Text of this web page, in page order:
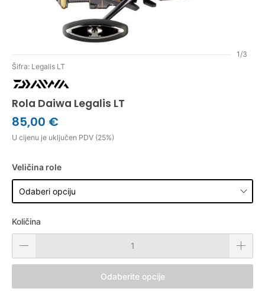
1/3
Šifra: Legalis LT
Rola Daiwa Legalis LT
85,00 €
U cijenu je uključen PDV (25%)
Veličina role
Količina
Odaberite opcije